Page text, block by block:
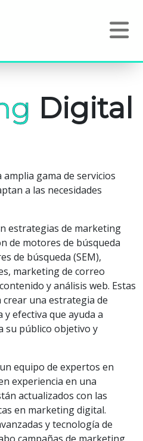
Digital
gama de servicios
a las necesidades
estrategias de marketing
de motores de búsqueda
de búsqueda (SEM),
marketing de correo
y análisis web. Estas
crear una estrategia de
efectiva que ayuda a
su público objetivo y
equipo de expertos en
experiencia en una
actualizados con las
en marketing digital.
y tecnología de